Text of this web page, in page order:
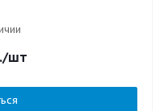
/шт